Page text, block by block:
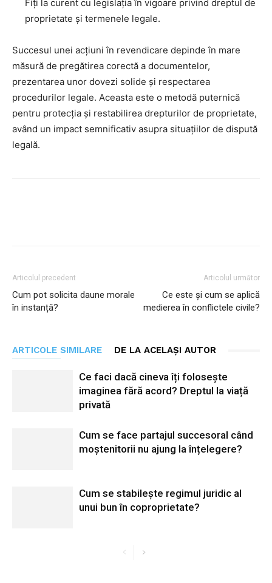
Fiți la curent cu legislația în vigoare privind dreptul de
proprietate și termenele legale.
Succesul unei acțiuni în revendicare depinde în mare
măsură de pregătirea corectă a documentelor,
prezentarea unor dovezi solide și respectarea
procedurilor legale. Aceasta este o metodă puternică
pentru protecția și restabilirea drepturilor de proprietate,
având un impact semnificativ asupra situațiilor de dispută
legală.
Articolul precedent
Cum pot solicita daune morale
în instanță?
Articolul următor
Ce este și cum se aplică
medierea în conflictele civile?
ARTICOLE SIMILARE DE LA ACELAȘI AUTOR
Ce faci dacă cineva îți folosește
imaginea fără acord? Dreptul la viață
privată
Cum se face partajul succesoral când
moștenitorii nu ajung la înțelegere?
Cum se stabilește regimul juridic al
unui bun în coproprietate?